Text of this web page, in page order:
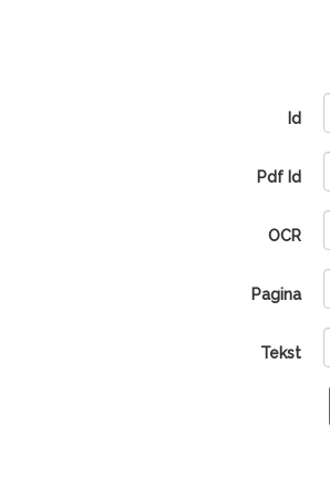
Id
Pdf Id
OCR
Pagina
Tekst